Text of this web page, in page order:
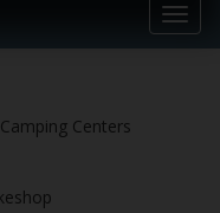
Centers